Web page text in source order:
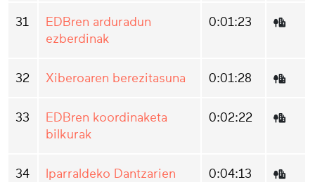
31
EDBren arduradun
ezberdinak
0:01:23
32 Xiberoaren berezitasuna 0:01:28
33
EDBren koordinaketa
bilkurak
0:02:22
34
Iparraldeko Dantzarien
0:04:13